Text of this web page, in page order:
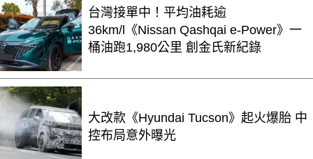
台灣接單中！平均油耗逾
36km/l《Nissan Qashqai e-Power》一
桶油跑1,980公里 創金氏新紀錄
大改款《Hyundai Tucson》起火爆胎 中
控布局意外曝光